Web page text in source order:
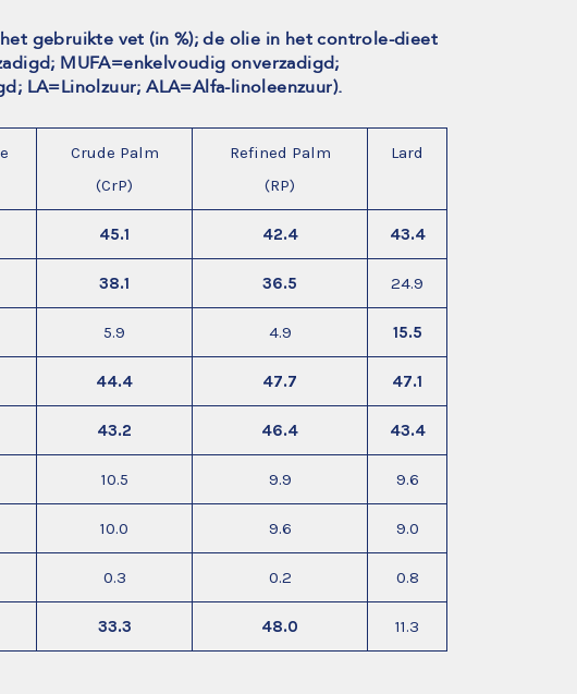
gebruikte vet (in %); de olie in het controle-dieet
MUFA=enkelvoudig onverzadigd;
LA=Linolzuur; ALA=Alfa-linoleenzuur).
Crude Palm
(CrP)
Refined Palm
(RP)
Lard
45.1 42.4 43.4
38.1 36.5 24.9
5.9 4.9 15.5
44.4 47.7 47.1
43.2 46.4 43.4
10.5 9.9 9.6
10.0 9.6 9.0
0.3 0.2 0.8
33.3 48.0 11.3